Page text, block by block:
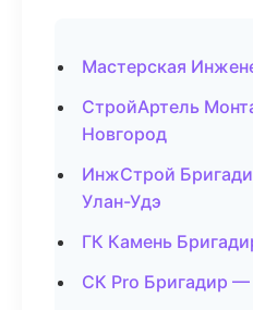
Мастерская
СтройАртель
Новгород
ИнжСтрой
Улан-Удэ
ГК Камень
СК Pro Бригадир —